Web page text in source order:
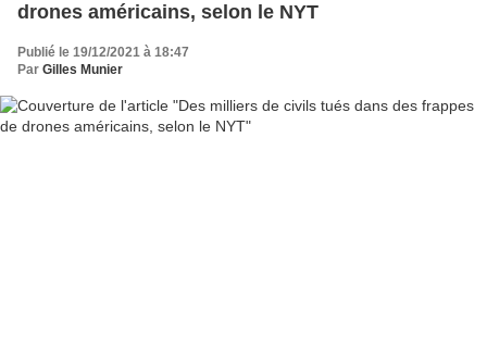
drones américains, selon le NYT
Publié le 19/12/2021 à 18:47
Par Gilles Munier